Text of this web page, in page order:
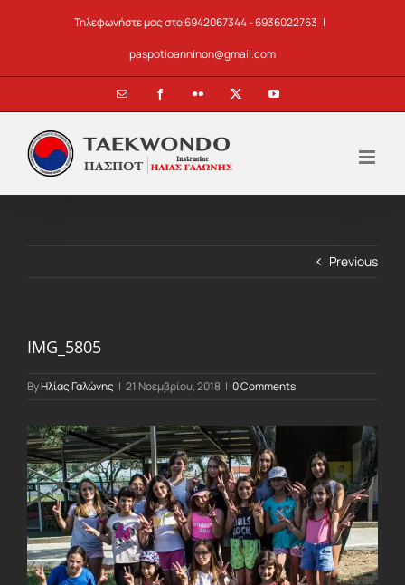
Τηλεφωνήστε μας στο 6942067344 - 6936022763 |
paspotioanninon@gmail.com
Email FacebookFlickr YouTube
Previous
IMG_5805
ByΗλίας Γαλώνης | 21 Νοεμβρίου, 2018 | 0 Comments